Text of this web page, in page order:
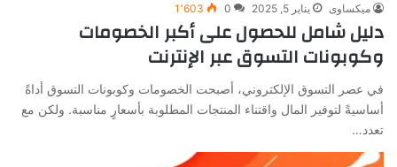
ميكساوى يناير 5, 2025 0 1٬603
دليل شامل للحصول على أكبر الخصومات
وكوبونات التسوق عبر الإنترنت
في عصر التسوق الإلكتروني، أصبحت الخصومات وكوبونات التسوق أداةً
أساسيةً لتوفير المال واقتناء المنتجات المطلوبة بأسعارٍ مناسبة. ولكن مع
تعدد…